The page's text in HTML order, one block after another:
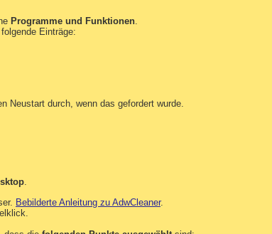
Programme und Funktionen
Einträge:
Neustart durch, wenn das gefordert wurde.
Bebilderte Anleitung zu AdwCleaner.